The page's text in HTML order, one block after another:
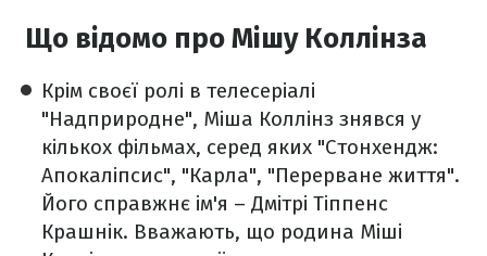
Що відомо про Мішу Коллінза
Крім своєї ролі в телесеріалі
"Надприродне", Міша Коллінз знявся у
кількох фільмах, серед яких "Стонхендж:
Апокаліпсис", "Карла", "Перерване життя".
Його справжнє ім'я – Дмітрі Тіппенс
Крашнік. Вважають, що родина Міші